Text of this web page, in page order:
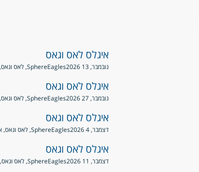
איגלס לאס וגאס
נובמבר, 13 2026 EaglesSphere, לאס וגאס, ארצות הברית
איגלס לאס וגאס
נובמבר, 27 2026 EaglesSphere, לאס וגאס, ארצות הברית
איגלס לאס וגאס
דצמבר, 4 2026 EaglesSphere, לאס וגאס, ארצות הברית
איגלס לאס וגאס
דצמבר, 11 2026 EaglesSphere, לאס וגאס, ארצות הברית